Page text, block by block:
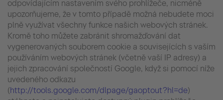
odpovídajícím nastavením svého prohlížeče, nicméně
upozorňujeme, že v tomto případě možná nebudete moci
plně využívat všechny funkce našich webových stránek.
Kromě toho můžete zabránit shromažďování dat
vygenerovaných souborem cookie a souvisejících s vaším
používáním webových stránek (včetně vaší IP adresy) a
jejich zpracování společností Google, když si pomocí níže
uvedeného odkazu
(http://tools.google.com/dlpage/gaoptout?hl=de)